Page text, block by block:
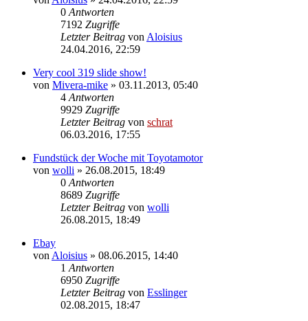
0 Antworten
7192 Zugriffe
Letzter Beitrag von Aloisius
24.04.2016, 22:59
Very cool 319 slide show!
von Mivera-mike » 03.11.2013, 05:40
4 Antworten
9929 Zugriffe
Letzter Beitrag von schrat
06.03.2016, 17:55
Fundstück der Woche mit Toyotamotor
von wolli » 26.08.2015, 18:49
0 Antworten
8689 Zugriffe
Letzter Beitrag von wolli
26.08.2015, 18:49
Ebay
von Aloisius » 08.06.2015, 14:40
1 Antworten
6950 Zugriffe
Letzter Beitrag von Esslinger
02.08.2015, 18:47